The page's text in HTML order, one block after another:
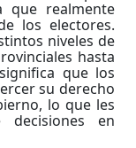
que realmente
los electores.
niveles de
hasta
que los
su derecho
lo que les
en